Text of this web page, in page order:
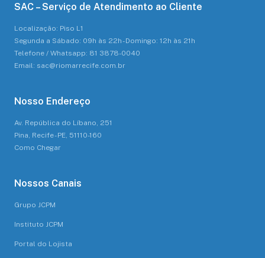
SAC – Serviço de Atendimento ao Cliente
Localização: Piso L1
Segunda a Sábado: 09h às 22h - Domingo: 12h às 21h
Telefone / Whatsapp: 81 3878-0040
Email: sac@riomarrecife.com.br
Nosso Endereço
Av. República do Líbano, 251
Pina, Recife - PE, 51110-160
Como Chegar
Nossos Canais
Grupo JCPM
Instituto JCPM
Portal do Lojista